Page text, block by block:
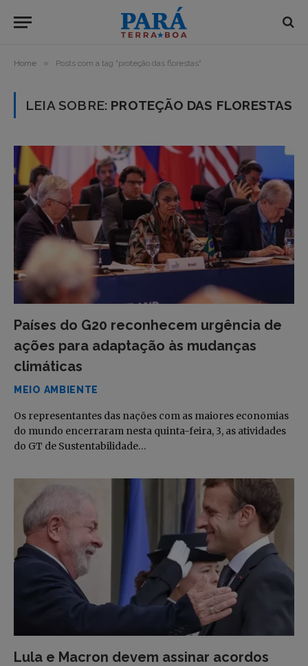
Home » Posts com a tag "proteção das florestas"
LEIA SOBRE: PROTEÇÃO DAS FLORESTAS
Países do G20 reconhecem urgência de
ações para adaptação às mudanças
climáticas
MEIO AMBIENTE
Os representantes das nações com as maiores economias
do mundo encerraram nesta quinta-feira, 3, as atividades
do GT de Sustentabilidade…
Lula e Macron devem assinar acordos